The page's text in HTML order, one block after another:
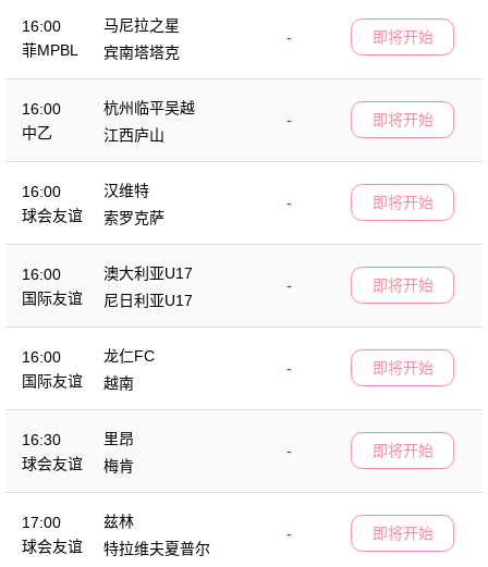
16:00
菲MPBL
马尼拉之星
-
宾南塔塔克
即将开始
16:00
中乙
杭州临平吴越
-
江西庐山
即将开始
16:00
球会友谊
汉维特
-
索罗克萨
即将开始
16:00
国际友谊
澳大利亚U17
-
尼日利亚U17
即将开始
16:00
国际友谊
龙仁FC
-
越南
即将开始
16:30
球会友谊
里昂
-
梅肯
即将开始
17:00
球会友谊
兹林
-
特拉维夫夏普尔
即将开始